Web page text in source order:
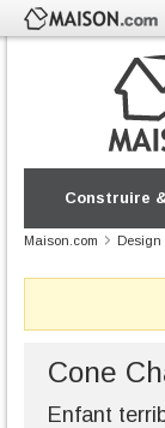
Construire
Maison.com Design
Cone
Enfant